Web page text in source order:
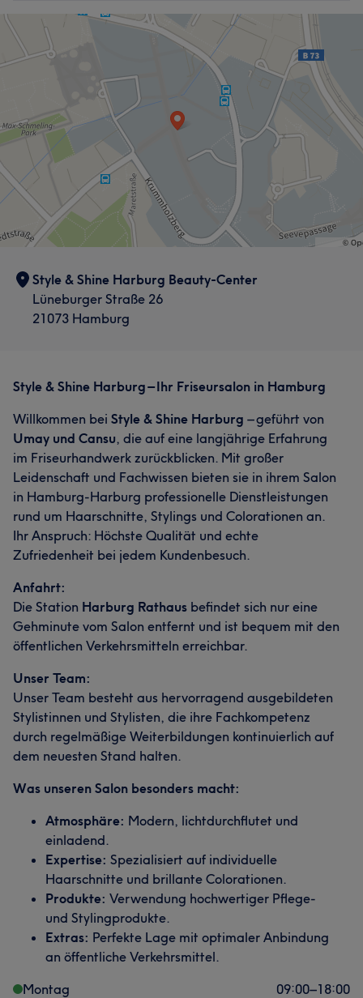
Style & Shine Harburg Beauty-Center
Lüneburger Straße 26
21073 Hamburg
Style & Shine Harburg – Ihr Friseursalon in Hamburg
Willkommen bei Style & Shine Harburg – geführt von
Umay und Cansu, die auf eine langjährige Erfahrung
im Friseurhandwerk zurückblicken. Mit großer
Leidenschaft und Fachwissen bieten sie in ihrem Salon
in Hamburg-Harburg professionelle Dienstleistungen
rund um Haarschnitte, Stylings und Colorationen an.
Ihr Anspruch: Höchste Qualität und echte
Zufriedenheit bei jedem Kundenbesuch.
Anfahrt:
Die Station Harburg Rathaus befindet sich nur eine
Gehminute vom Salon entfernt und ist bequem mit den
öffentlichen Verkehrsmitteln erreichbar.
Unser Team:
Unser Team besteht aus hervorragend ausgebildeten
Stylistinnen und Stylisten, die ihre Fachkompetenz
durch regelmäßige Weiterbildungen kontinuierlich auf
dem neuesten Stand halten.
Was unseren Salon besonders macht:
Atmosphäre: Modern, lichtdurchflutet und
einladend.
Expertise: Spezialisiert auf individuelle
Haarschnitte und brillante Colorationen.
Produkte: Verwendung hochwertiger Pflege-
und Stylingprodukte.
Extras: Perfekte Lage mit optimaler Anbindung
an öffentliche Verkehrsmittel.
Montag
09:00–18:00